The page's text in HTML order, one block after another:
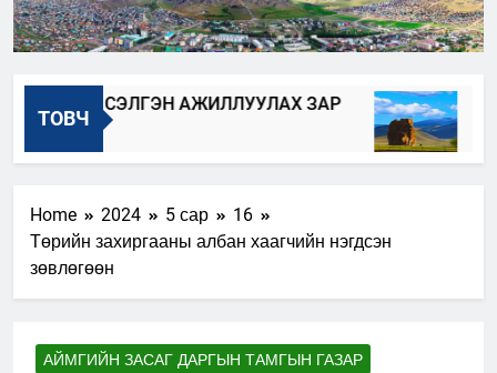
ТОВЧ
СЭЛГЭН АЖИЛЛУУЛАХ ЗАР
2023-
Home 2024 5 сар
16
Төрийн захиргааны албан хаагчийн нэгдсэн
зөвлөгөөн
АЙМГИЙН ЗАСАГ ДАРГЫН ТАМГЫН ГАЗАР